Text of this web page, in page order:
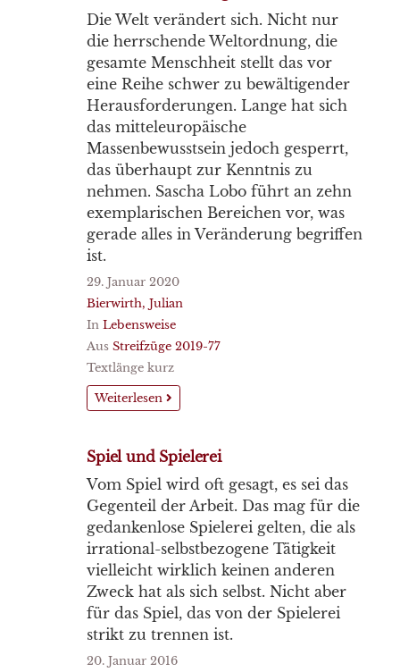
Die Welt verändert sich. Nicht nur
die herrschende Weltordnung, die
gesamte Menschheit stellt das vor
eine Reihe schwer zu bewältigender
Herausforderungen. Lange hat sich
das mitteleuropäische
Massenbewusstsein jedoch gesperrt,
das überhaupt zur Kenntnis zu
nehmen. Sascha Lobo führt an zehn
exemplarischen Bereichen vor, was
gerade alles in Veränderung begriffen
ist.
29. Januar 2020
Bierwirth, Julian
In Lebensweise
Aus Streifzüge 2019-77
Textlänge kurz
Weiterlesen
Spiel und Spielerei
Vom Spiel wird oft gesagt, es sei das
Gegenteil der Arbeit. Das mag für die
gedankenlose Spielerei gelten, die als
irrational-selbstbezogene Tätigkeit
vielleicht wirklich keinen anderen
Zweck hat als sich selbst. Nicht aber
für das Spiel, das von der Spielerei
strikt zu trennen ist.
20. Januar 2016